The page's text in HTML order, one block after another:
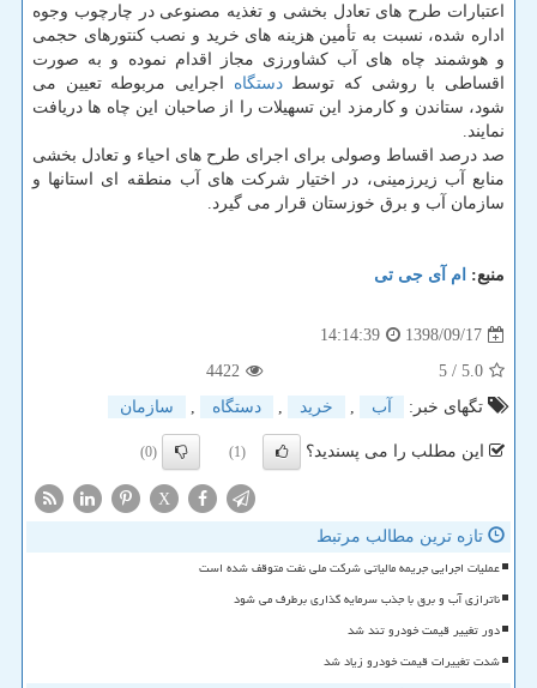
اعتبارات طرح های تعادل بخشی و تغذیه مصنوعی در چارچوب وجوه
اداره شده، نسبت به تأمین هزینه های خرید و نصب كنتورهای حجمی
و هوشمند چاه های آب كشاورزی مجاز اقدام نموده و به صورت
اقساطی با روشی كه توسطدستگاه اجرایی مربوطه تعیین می
شود، ستاندن و كارمزد این تسهیلات را از صاحبان این چاه ها دریافت
نمایند.
صد درصد اقساط وصولی برای اجرای طرح های احیاء و تعادل بخشی
منابع آب زیرزمینی، در اختیار شركت های آب منطقه ای استانها و
سازمان آب و برق خوزستان قرار می گیرد.
منبع: ام آی جی تی
1398/09/17
14:14:39
5.0
/ 5
4422
تگهای خبر:
آب , خرید , دستگاه , سازمان
این مطلب را می پسندید؟ (1)
(0)
X
تازه ترین مطالب مرتبط
عملیات اجرایی جریمه مالیاتی شرکت ملی نفت متوقف شده است
ناترازی آب و برق با جذب سرمایه گذاری برطرف می شود
دور تغییر قیمت خودرو تند شد
شدت تغییرات قیمت خودرو زیاد شد